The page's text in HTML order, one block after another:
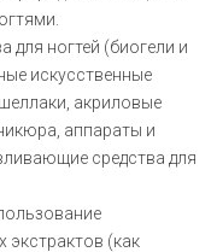
для ногтей (биогели и
искусственные
акриловые
аппараты и
средства для
экстрактов (как